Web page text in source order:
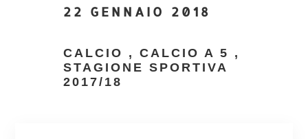
22 GENNAIO 2018
CALCIO , CALCIO A 5 ,
STAGIONE SPORTIVA
2017/18